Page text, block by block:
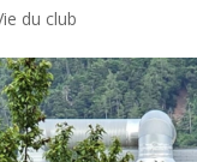
du club